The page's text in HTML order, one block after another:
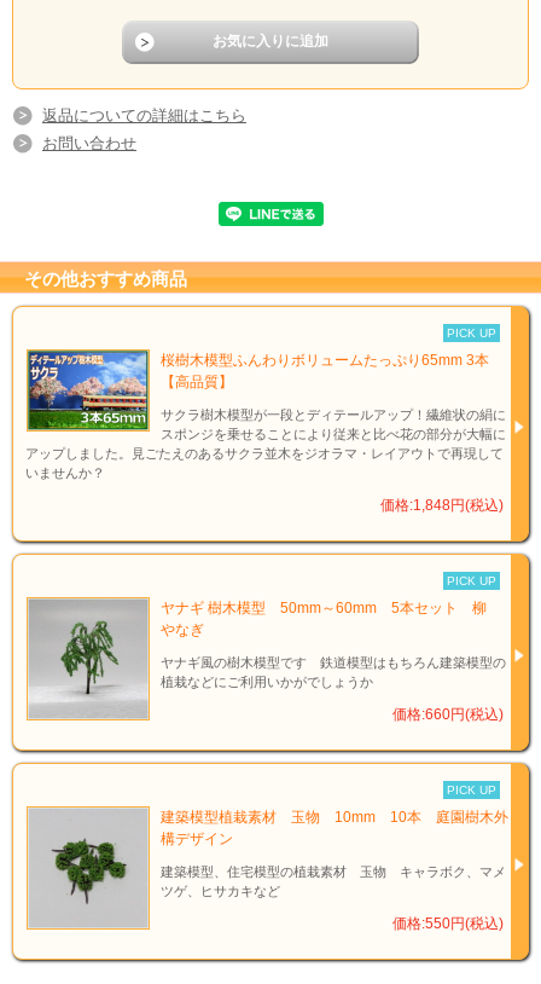
返品についての詳細はこちら
お問い合わせ
その他おすすめ商品
PICK UP
桜樹木模型ふんわりボリュームたっぷり65mm 3本
【高品質】
サクラ樹木模型が一段とディテールアップ！繊維状の絹に
スポンジを乗せることにより従来と比べ花の部分が大幅に
アップしました。見ごたえのあるサクラ並木をジオラマ・レイアウトで再現して
いませんか？
価格:1,848円(税込)
PICK UP
ヤナギ 樹木模型 50mm～60mm 5本セット 柳
やなぎ
ヤナギ風の樹木模型です 鉄道模型はもちろん建築模型の
植栽などにご利用いかがでしょうか
価格:660円(税込)
PICK UP
建築模型植栽素材 玉物 10mm 10本 庭園樹木外
構デザイン
建築模型、住宅模型の植栽素材 玉物 キャラボク、マメ
ツゲ、ヒサカキなど
価格:550円(税込)